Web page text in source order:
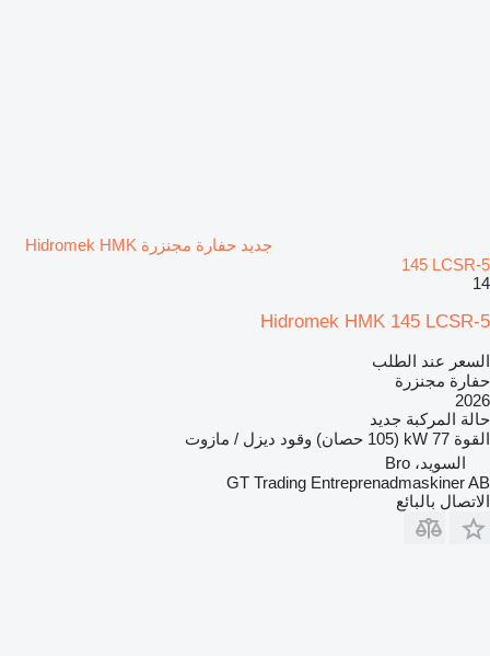
جديد حفارة مجنزرة Hidromek HMK
145 LCSR-5
14
Hidromek HMK 145 LCSR-5
السعر عند الطلب
حفارة مجنزرة
2026
حالة المركبة جديد
القوة 77 kW (105 حصان) وقود ديزل / مازوت
السويد، Bro
GT Trading Entreprenadmaskiner AB
الاتصال بالبائع